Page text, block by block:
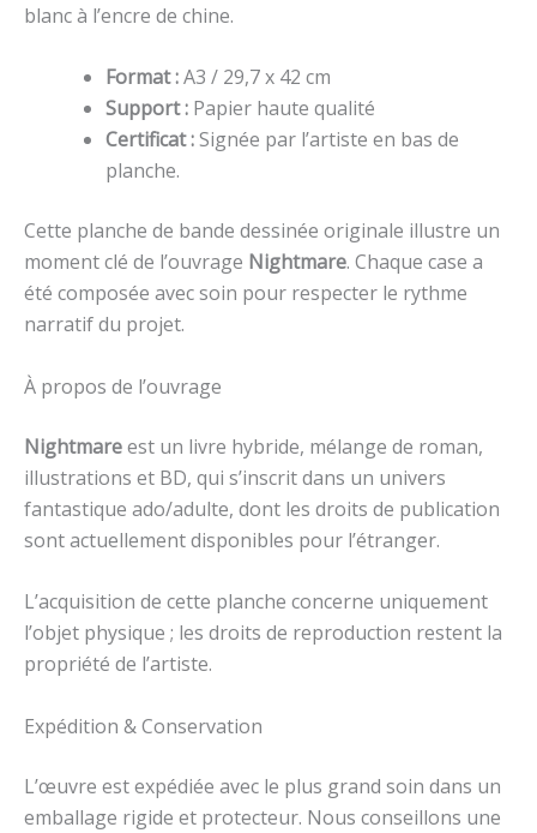
blanc à l’encre de chine.
Format :A3 / 29,7 x 42 cm
Support : Papier haute qualité
Certificat :Signée par l’artiste en bas de
planche.
Cette planche de bande dessinée originale illustre un
moment clé de l’ouvrage Nightmare. Chaque case a
été composée avec soin pour respecter le rythme
narratif du projet.
À propos de l’ouvrage
Nightmareest un livre hybride, mélange de roman,
illustrations et BD, qui s’inscrit dans un univers
fantastique ado/adulte, dont les droits de publication
sont actuellement disponibles pour l’étranger.
L’acquisition de cette planche concerne uniquement
l’objet physique ; les droits de reproduction restent la
propriété de l’artiste.
Expédition & Conservation
L’œuvre est expédiée avec le plus grand soin dans un
emballage rigide et protecteur. Nous conseillons une